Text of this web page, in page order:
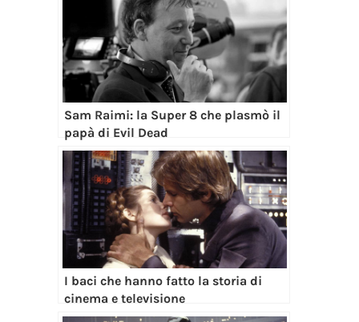
Sam Raimi: la Super 8 che plasmò il
papà di Evil Dead
I baci che hanno fatto la storia di
cinema e televisione